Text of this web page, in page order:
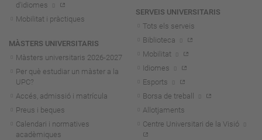
d'idiomes
Mobilitat i pràctiques
MÀSTERS UNIVERSITARIS
Màsters universitaris 2026-2027
Per què estudiar un màster a la
UPC?
Accés, admissió i matrícula
Preus i beques
Calendari i normatives
acadèmiques
SERVEIS UNIVERSITARIS
Tots els serveis
Biblioteca
Mobilitat
Idiomes
Esports
Borsa de treball
Allotjaments
Centre Universitari de la Visió